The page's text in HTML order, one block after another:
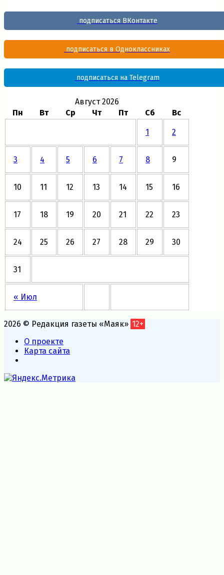
подписаться ВКонтакте
подписаться в Одноклассниках
подписаться на Telegram
Август 2026
Пн
Вт Ср Чт Пт Сб Вс
« Июл
1 2
3 4 5 6 7 8 9
10 11 12 13 14 15 16
17 18 19 20 21 22 23
24 25 26 27 28 29 30
31
2026 © Редакция газеты «Маяк» 12+
О проекте
Карта сайта